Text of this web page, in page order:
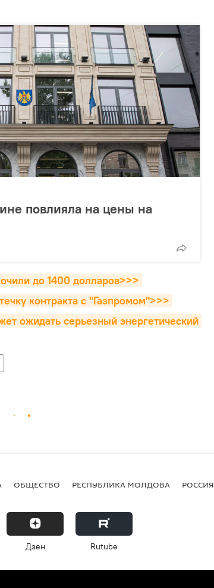
повлияла на цены на
до 1400 долларов>>>
контракта с "Газпромом">>>
ожидать серьезный энергетический
ОБЩЕСТВО РЕСПУБЛИКА МОЛДОВА РОССИЯ
Дзен Rutube